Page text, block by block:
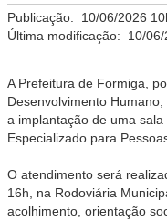
Publicação: 10/06/2026
Última modificação: 10/
A Prefeitura de Formiga,
Desenvolvimento
a implantação de uma
Especializado para
O atendimento será
16h, na Rodoviária
acolhimento, orientação